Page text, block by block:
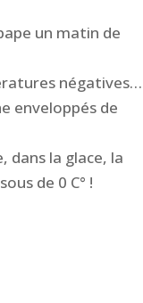
un matin de
négatives…
enveloppés de
dans la glace, la
de 0 C° !